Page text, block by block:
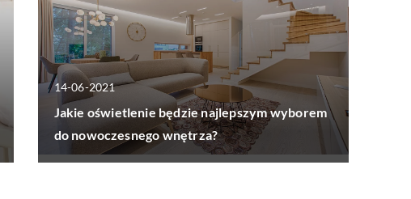
14-06-2021
Jakie oświetlenie będzie najlepszym wyborem
do nowoczesnego wnętrza?